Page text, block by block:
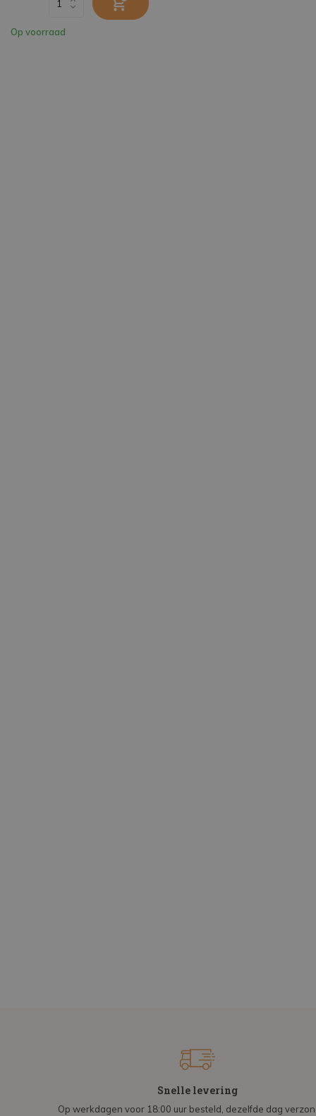
Op voorraad
Snelle levering
Op werkdagen voor 18:00 uur besteld, dezelfde dag